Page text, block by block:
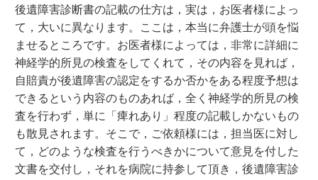
後遺障害診断書の記載の仕方は，実は，お医者様によっ
て，大いに異なります。ここは，本当に弁護士が頭を悩
ませるところです。お医者様によっては，非常に詳細に
神経学的所見の検査をしてくれて，その内容を見れば，
自賠責が後遺障害の認定をするか否かをある程度予想は
できるという内容のものあれば，全く神経学的所見の検
査を行わず，単に「痺れあり」程度の記載しかないもの
も散見されます。そこで，ご依頼様には，担当医に対し
て，どのような検査を行うべきかについて意見を付した
文書を交付し，それを病院に持参して頂き，後遺障害診